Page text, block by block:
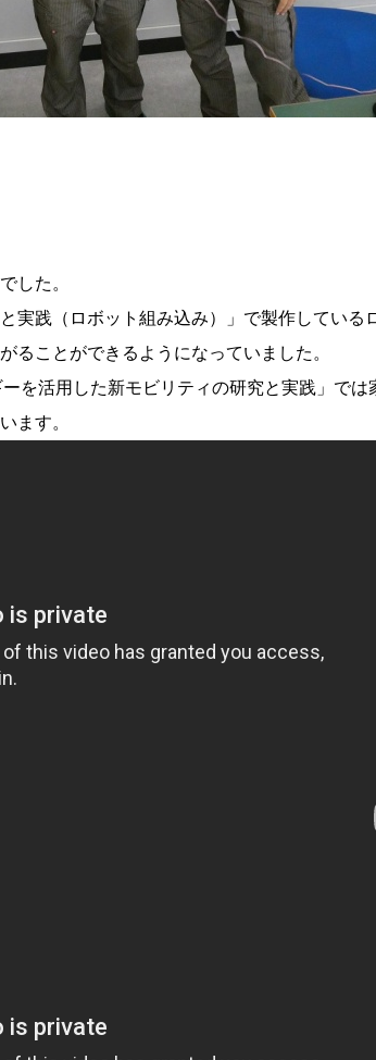
した。
実践（ロボット組み込み）」で製作している
ることができるようになっていました。
を活用した新モビリティの研究と実践」では
ます。